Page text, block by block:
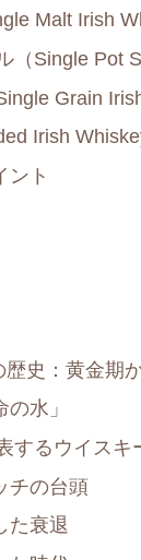
Malt Irish
（Single Pot
Grain
Irish
ント
史：黄金期
水」
するウイスキ
チの台頭
た衰退